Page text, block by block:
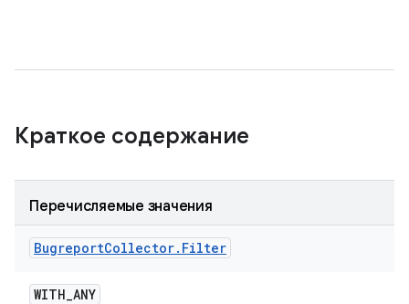
Краткое содержание
Перечисляемые значения
BugreportCollector. Filter
WITH_ANY